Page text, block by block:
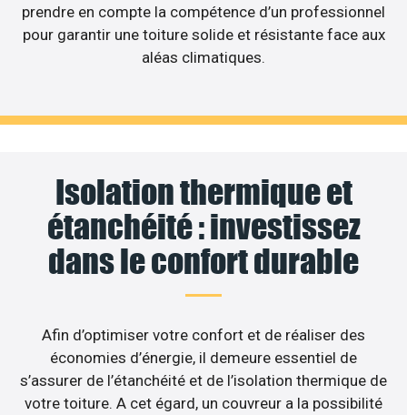
prendre en compte la compétence d’un professionnel
pour garantir une toiture solide et résistante face aux
aléas climatiques.
Isolation thermique et
étanchéité : investissez
dans le confort durable
Afin d’optimiser votre confort et de réaliser des
économies d’énergie, il demeure essentiel de
s’assurer de l’étanchéité et de l’isolation thermique de
votre toiture. A cet égard, un couvreur a la possibilité